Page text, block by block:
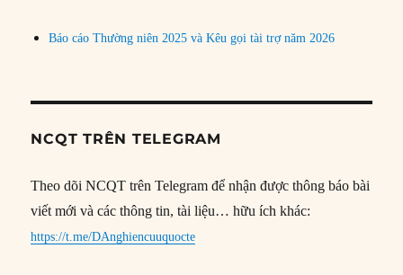
Báo cáo Thường niên 2025 và Kêu gọi tài trợ năm 2026
NCQT TRÊN TELEGRAM
Theo dõi NCQT trên Telegram để nhận được thông báo bài
viết mới và các thông tin, tài liệu… hữu ích khác:
https://t.me/DAnghiencuuquocte